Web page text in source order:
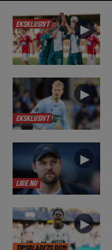
EKSKLUSIVT ►
EKSKLUSIVT
►
LIGE NU
►
TIPSBLADETS DOM
►